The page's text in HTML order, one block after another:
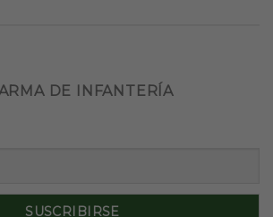
DE INFANTERÍA